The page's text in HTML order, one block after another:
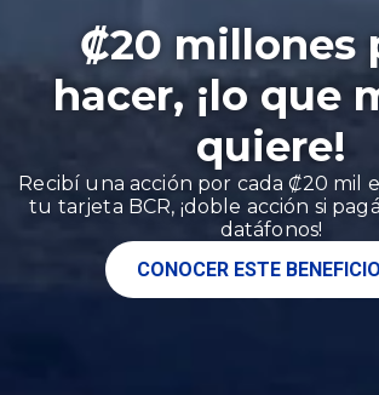
₡20 millones
hacer, ¡lo que
quiere!
Recibí una acción por cada ₡20 mil
tu tarjeta BCR, ¡doble acción si
datáfonos!
CONOCER ESTE BENEFICIO